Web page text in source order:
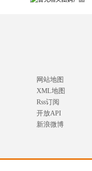
网站地图
XML地图
Rss订阅
开放API
新浪微博